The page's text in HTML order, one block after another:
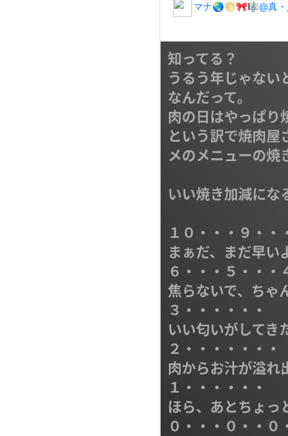
知ってる？
うるう年じゃない
なんだって。
肉の日はやっぱり
という訳で焼肉屋
メのメニューの焼
いい焼き加減に
１０・・・９・・
まぁだ、まだ早い
６・・・５・・・
焦らないで、ちゃ
３・・・・・・
いい匂いがしてき
２・・・・・・・
肉からお汁が溢れ
１・・・・・・
ほら、あとちょっ
０・・・０・・０